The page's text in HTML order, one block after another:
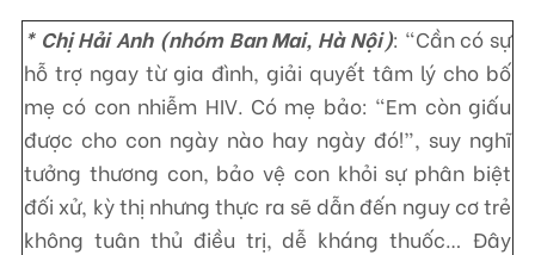
* Chị Hải Anh (nhóm Ban Mai, Hà Nội): "Cần có sự
hỗ trợ ngay từ gia đình, giải quyết tâm lý cho bố
mẹ có con nhiễm HIV. Có mẹ bảo: “Em còn giấu
được cho con ngày nào hay ngày đó!”, suy nghĩ
tưởng thương con, bảo vệ con khỏi sự phân biệt
đối xử, kỳ thị nhưng thực ra sẽ dẫn đến nguy cơ trẻ
không tuân thủ điều trị, dễ kháng thuốc… Đây